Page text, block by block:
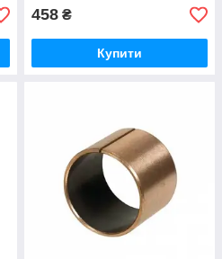
458 ₴
Купити